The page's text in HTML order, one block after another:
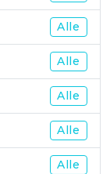
Alle
Alle
Alle
Alle
Alle